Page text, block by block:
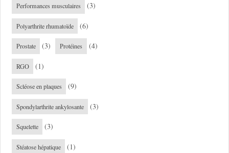
Performances musculaires (3)
Polyarthrite rhumatoïde (6)
Prostate (3) Protéines (4)
RGO (1)
Scléose en plaques (9)
Spondylarthrite ankylosante (3)
Squelette (3)
Stéatose hépatique (1)